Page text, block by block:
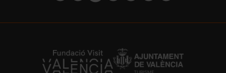
https://fundacion.visitvalencia.com/